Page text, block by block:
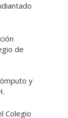
de
y
Colegio